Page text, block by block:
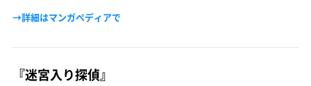
→詳細はマンガペディアで
『迷宮入り探偵』